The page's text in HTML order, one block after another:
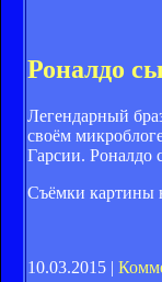
Роналдо
Легендарный
своём
Гарсии. Роналдо
Съёмки картины
10.03.2015 |